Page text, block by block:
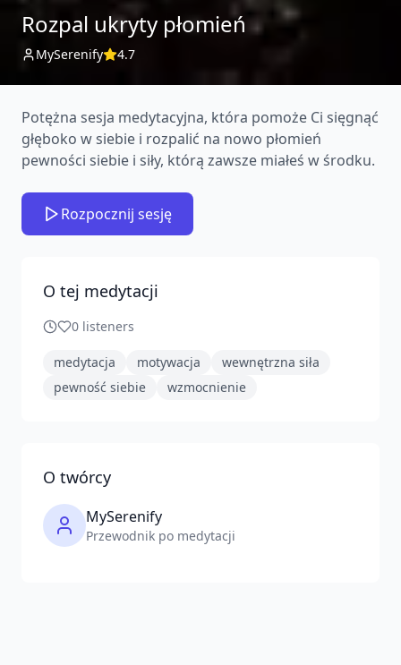
Rozpal ukryty płomień
MySerenify 4.7
Potężna sesja medytacyjna, która pomoże Ci sięgnąć
głęboko w siebie i rozpalić na nowo płomień
pewności siebie i siły, którą zawsze miałeś w środku.
Rozpocznij sesję
O tej medytacji
0 listeners
medytacja motywacja
wewnętrzna siła
pewność siebie
wzmocnienie
O twórcy
MySerenify
Przewodnik po medytacji